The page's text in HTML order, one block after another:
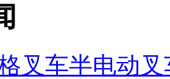
叉车半电动